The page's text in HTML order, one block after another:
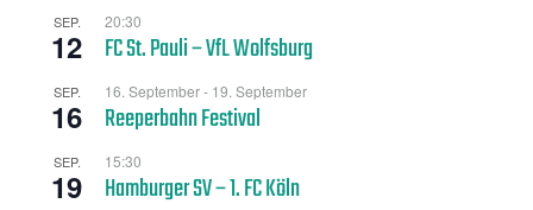
SEP.
12
20:30
FC St. Pauli – VfL Wolfsburg
SEP.
16
16. September- 19. September
Reeperbahn Festival
SEP.
19
15:30
Hamburger SV – 1. FC Köln